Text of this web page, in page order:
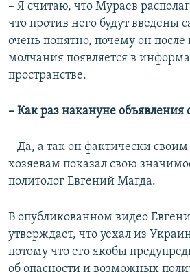
– Я считаю, что Мураев
что против него будут введены
очень понятно, почему он
молчания появляется в
пространстве.
– Как раз накануне объявления
– Да, а так он фактически
хозяевам показал свою
политолог Евгений Магда.
В опубликованном видео
утверждает, что уехал из
потому что его якобы
об опасности и возможных